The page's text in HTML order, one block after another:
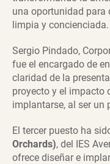
una oportunidad para
limpia y concienciada.
Sergio Pindado,
fue el encargado de
claridad de la
proyecto y el impacto
implantarse, al ser un
El tercer puesto ha
Orchards), del IES
ofrece diseñar e